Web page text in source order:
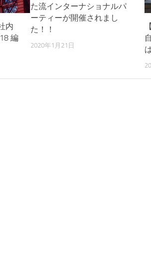
内
編
た流インターナショナルパ
ーティーが開催されまし
た！！
2020年1月21日